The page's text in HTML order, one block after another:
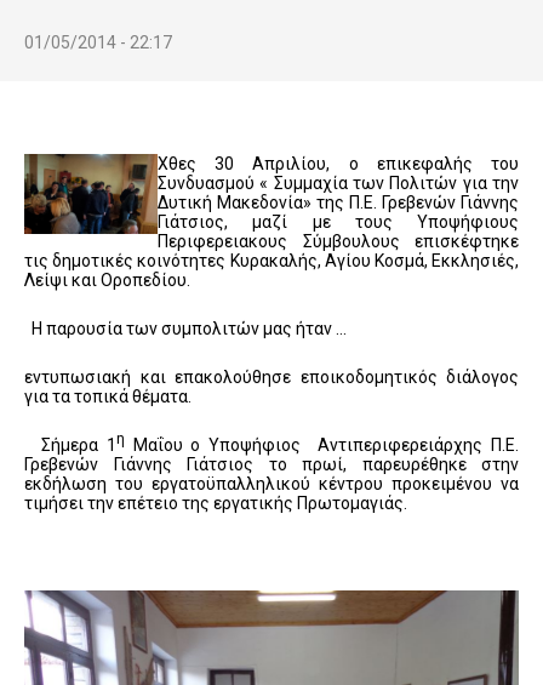
01/05/2014 - 22:17
Χθες 30 Απριλίου, ο επικεφαλής του
Συνδυασμού « Συμμαχία των Πολιτών για την
Δυτική Μακεδονία» της Π.Ε. Γρεβενών Γιάννης
Γιάτσιος, μαζί με τους Υποψήφιους
Περιφερειακους Σύμβουλους επισκέφτηκε
τις δημοτικές κοινότητες Κυρακαλής, Αγίου Κοσμά, Εκκλησιές,
Λείψι και Οροπεδίου.
Η παρουσία των συμπολιτών μας ήταν …
εντυπωσιακή και επακολούθησε εποικοδομητικός διάλογος
για τα τοπικά θέματα.
Σήμερα 1 η
Μαΐου ο Υποψήφιος Αντιπεριφερειάρχης Π.Ε.
Γρεβενών Γιάννης Γιάτσιος το πρωί, παρευρέθηκε στην
εκδήλωση του εργατοϋπαλληλικού κέντρου προκειμένου να
τιμήσει την επέτειο της εργατικής Πρωτομαγιάς.